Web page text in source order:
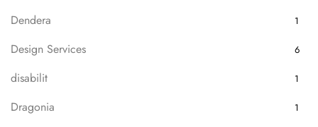
Dendera 1
Design Services 6
disabilit 1
Dragonia 1